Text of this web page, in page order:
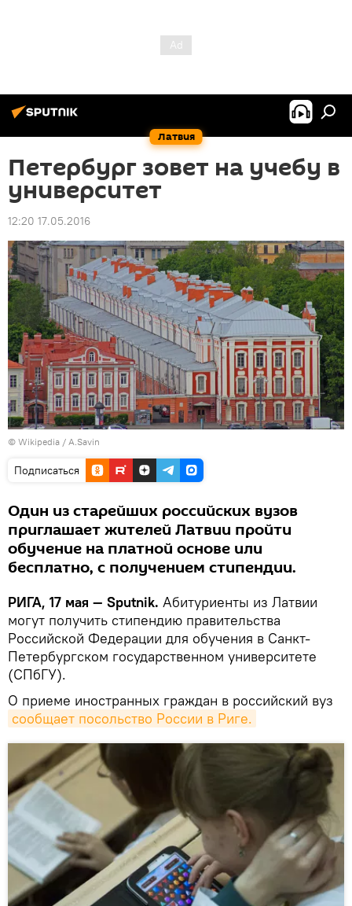
Латвия
Петербург зовет на учебу в
университет
12:20 17.05.2016
© Wikipedia / A.Savin
Подписаться
Один из старейших российских вузов
приглашает жителей Латвии пройти
обучение на платной основе или
бесплатно, с получением стипендии.
РИГА, 17 мая — Sputnik. Абитуриенты из Латвии
могут получить стипендию правительства
Российской Федерации для обучения в Санкт-
Петербургском государственном университете
(СПбГУ).
О приеме иностранных граждан в российский вуз
сообщает посольство России в Риге.